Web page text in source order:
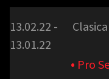
13.02.22 -
13.01.22
• Pro